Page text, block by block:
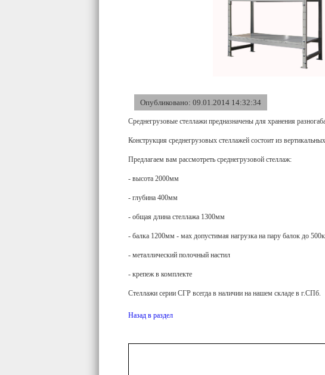
Опубликовано: 09.01.2014 14:32:34
Среднегрузовые стеллажи предназначены для хранения
Конструкция среднегрузовых стеллажей состоит из
Предлагаем вам рассмотреть среднегрузовой стеллаж:
- высота 2000мм
- глубина 400мм
- общая длина стеллажа 1300мм
- балка 1200мм - мах допустимая нагрузка на пару балок до
- металлический полочный настил
- крепеж в комплекте
Стеллажи серии СГР всегда в наличии на нашем складе в г.СПб.
Назад в раздел